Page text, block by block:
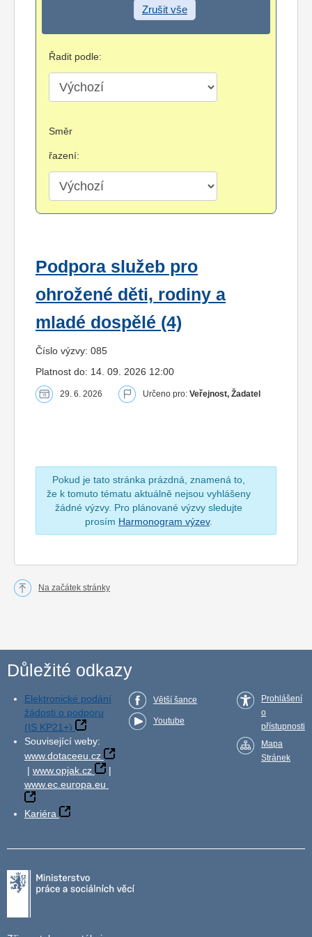
Zrušit vše
Řadit podle:
Směr
řazení:
Podpora služeb pro
ohrožené děti, rodiny a
mladé dospělé (4)
Číslo výzvy: 085
Platnost do: 14. 09. 2026 12:00
29. 6. 2026 Určeno pro: Veřejnost, Žadatel
Pokud je tato stránka prázdná, znamená to,
že k tomuto tématu aktuálně nejsou vyhlášeny
žádné výzvy. Pro plánované výzvy sledujte
prosím Harmonogram výzev.
Na začátek stránky
Důležité odkazy
Elektronické podání
žádosti o podporu
(IS KP21+)
Související weby:
www.dotaceeu.cz
| www.opjak.cz
|
www.ec.europa.eu
Kariéra
Větší šance
Youtube
Prohlášení
o
přístupnosti
Mapa
Stránek